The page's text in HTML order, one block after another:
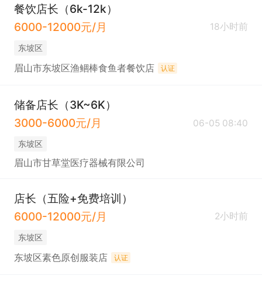
餐饮店长（6k-12k）
6000-12000元/月
18小时前
东坡区
眉山市东坡区渔鲴棒食鱼者餐饮店 认证
储备店长（3K~6K）
3000-6000元/月
06-05 08:40
东坡区
眉山市甘草堂医疗器械有限公司
店长（五险+免费培训）
6000-12000元/月
2小时前
东坡区
东坡区素色原创服装店 认证